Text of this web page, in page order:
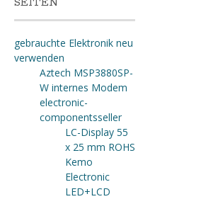
gebrauchte Elektronik neu
verwenden
Aztech MSP3880SP-
W internes Modem
electronic-
componentsseller
LC-Display 55
x 25 mm ROHS
Kemo
Electronic
LED+LCD